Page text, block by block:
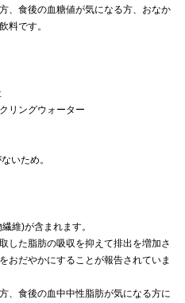
、食後の血糖値が気になる方、おなか
料です。
リングウォーター
いため。
維)が含まれます。
した脂肪の吸収を抑えて排出を増加さ
おだやかにすることが報告されていま
、食後の血中中性脂肪が気になる方に